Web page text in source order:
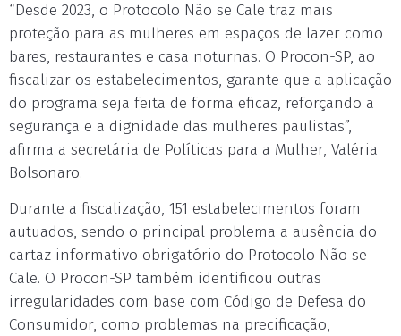
“Desde 2023, o Protocolo Não se Cale traz mais
proteção para as mulheres em espaços de lazer como
bares, restaurantes e casa noturnas. O Procon-SP, ao
fiscalizar os estabelecimentos, garante que a aplicação
do programa seja feita de forma eficaz, reforçando a
segurança e a dignidade das mulheres paulistas”,
afirma a secretária de Políticas para a Mulher, Valéria
Bolsonaro.
Durante a fiscalização, 151 estabelecimentos foram
autuados, sendo o principal problema a ausência do
cartaz informativo obrigatório do Protocolo Não se
Cale. O Procon-SP também identificou outras
irregularidades com base com Código de Defesa do
Consumidor, como problemas na precificação,